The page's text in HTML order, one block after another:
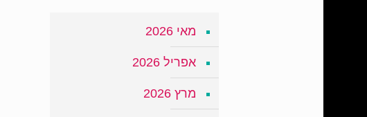
מאי 2026
אפריל 2026
מרץ 2026